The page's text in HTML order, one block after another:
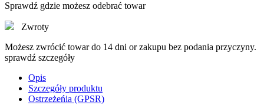
Sprawdź gdzie możesz odebrać towar
Zwroty
Możesz zwrócić towar do 14 dni or zakupu bez podania przyczyny.
sprawdź szczegóły
Opis
Szczegóły produktu
Ostrzeżeńia (GPSR)